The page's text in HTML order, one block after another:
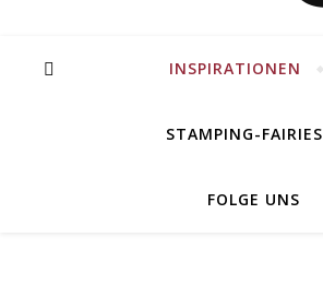
INSPIRATIONEN
STAMPING-FAIRIES
FOLGE UNS